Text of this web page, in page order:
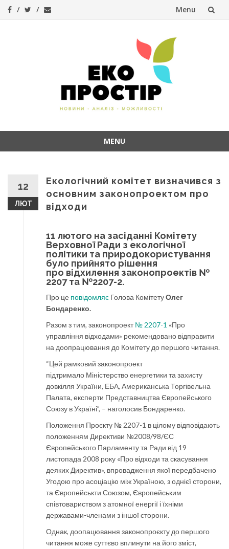
Menu
MENU
12
ЛЮТ
Екологічний комітет визначився з
основним законопроектом про
відходи
11 лютого на засіданні Комітету
Верховної Ради з екологічної
політики та природокористування
було прийнято рішення
про відхилення законопроектів №
2207та №2207-2.
Про це повідомляє Голова КомітетуОлег
Бондаренко.
Разом з тим, законопроект№ 2207-1 «Про
управління відходами» рекомендовано відправити
на доопрацювання до Комітету до першого читання.
“Цей рамковий законопроект
підтримало Міністерство енергетики та захисту
довкілля України, ЕБА, Американська Торгівельна
Палата, експерти Представництва Європейського
Союзу в Україні”, – наголосив Бондаренко.
Положення Проєкту № 2207-1 в цілому відповідають
положенням Директиви №2008/98/ЄС
Європейського Парламенту та Ради від 19
листопада 2008 року «Про відходи та скасування
деяких Директив», впровадження якої передбачено
Угодою про асоціацію між Україною, з однієї сторони,
та Європейськти Союзом, Європейським
співтовариством з атомної енергії і їхніми
державами-членами з іншої сторони.
Однак, доопацювання законопроєкту до першого
читання може суттєво вплинути на його зміст,